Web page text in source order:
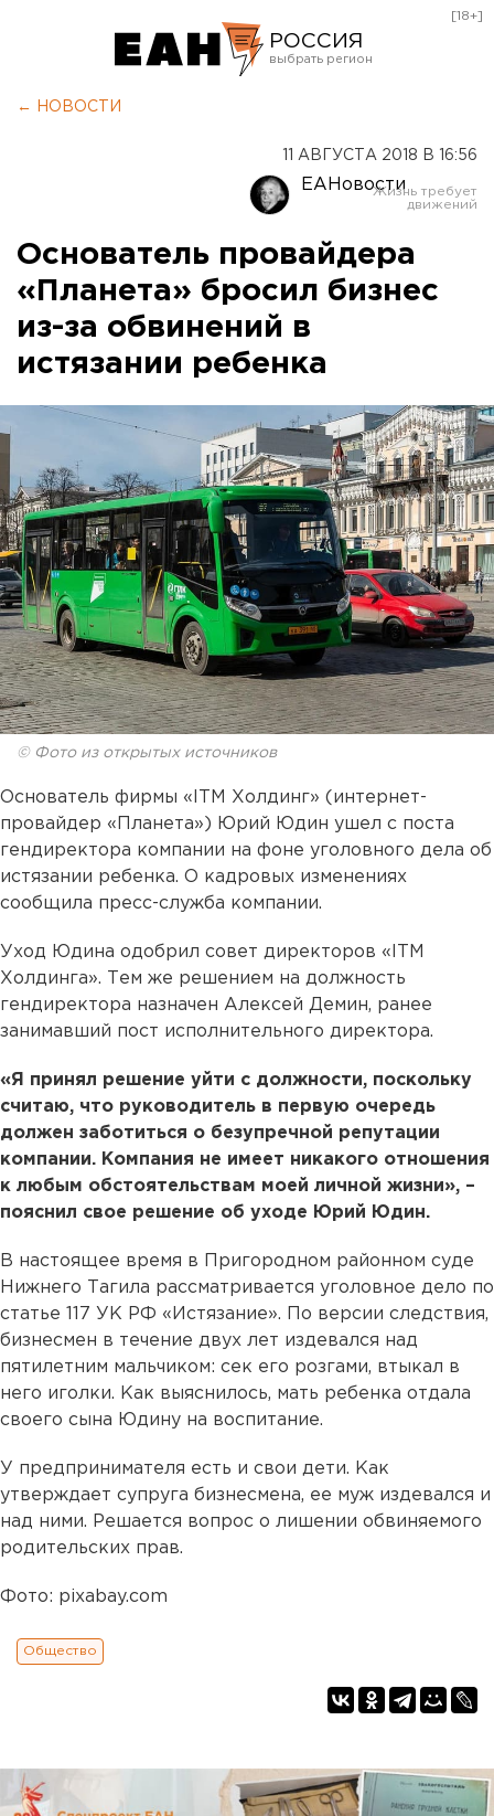
РОССИЯ
Оренбург
[18+]
← НОВОСТИ
11 АВГУСТА 2018 В 16:56
ЕАНовости
Основатель провайдера
«Планета» бросил бизнес
из-за обвинений в
истязании ребенка
© Фото из открытых источников
Основатель фирмы «ITM Холдинг» (интернет-
провайдер «Планета») Юрий Юдин ушел с поста
гендиректора компании на фоне уголовного дела об
истязании ребенка. О кадровых изменениях
сообщила пресс-служба компании.
Уход Юдина одобрил совет директоров «ITM
Холдинга». Тем же решением на должность
гендиректора назначен Алексей Демин, ранее
занимавший пост исполнительного директора.
«Я принял решение уйти с должности, поскольку
считаю, что руководитель в первую очередь
должен заботиться о безупречной репутации
компании. Компания не имеет никакого отношения
к любым обстоятельствам моей личной жизни», –
пояснил свое решение об уходе Юрий Юдин.
В настоящее время в Пригородном районном суде
Нижнего Тагила рассматривается уголовное дело по
статье 117 УК РФ «Истязание». По версии следствия,
бизнесмен в течение двух лет издевался над
пятилетним мальчиком: сек его розгами, втыкал в
него иголки. Как выяснилось, мать ребенка отдала
своего сына Юдину на воспитание.
У предпринимателя есть и свои дети. Как
утверждает супруга бизнесмена, ее муж издевался и
над ними. Решается вопрос о лишении обвиняемого
родительских прав.
Фото: pixabay.com
Общество